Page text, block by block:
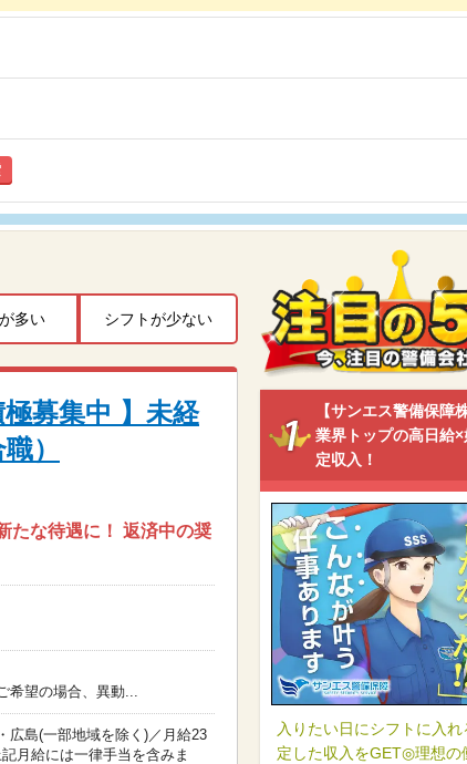
多い シフトが少ない
募集中 】未経
）
たな待遇に！ 返済中の奨
希望の場合、異動...
広島(一部地域を除く)／月給23
月給には一律手当を含みま
【サンエス警備保障
業界トップの高日給
定収入！
入りたい日にシフトに入
定した収入をGET◎理想の